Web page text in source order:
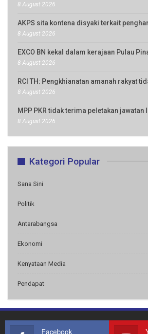
8 August 2026
AKPS sita kontena disyaki terkait
8 August 2026
EXCO BN kekal dalam kerajaan Pulau
8 August 2026
RCI TH: Pengkhianatan amanah rakyat
8 August 2026
MPP PKR tidak terima peletakan jawatan
8 August 2026
Kategori Popular
Sana Sini
Politik
Antarabangsa
Ekonomi
Kenyataan Media
Pendapat
Facebook